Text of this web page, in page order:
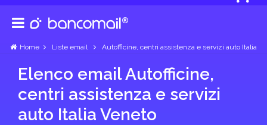
Home Liste email Autofficine, centri assistenza e servizi auto Italia
Elenco email Autofficine,
centri assistenza e servizi
auto Italia Veneto